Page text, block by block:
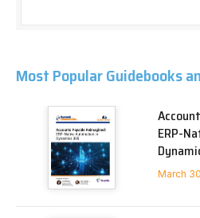
Most Popular Guidebooks
ERP-
March